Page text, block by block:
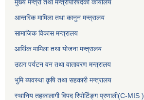
मुख्य मन्त्री तथा मन्त्रीपरिषदको कार्यालय
आन्तरिक मामिला तथा कानुन मन्त्रालय
सामाजिक विकास मन्त्रालय
आर्थिक मामिला तथा योजना मन्त्रालय
उद्यग पर्यटन वन तथा वातावरण मन्त्रालय
भुमि ब्यवस्था कृषि तथा सहकारी मन्त्रालय
स्थानिय तहकालागी विपद रिपोर्टिङ्ग प्रणाली(C-MIS )